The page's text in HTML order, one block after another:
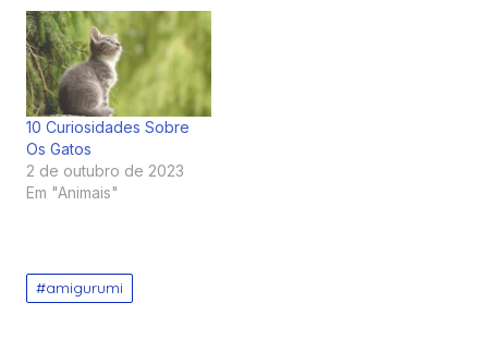
10 Curiosidades Sobre
Os Gatos
2 de outubro de 2023
Em "Animais"
amigurumi